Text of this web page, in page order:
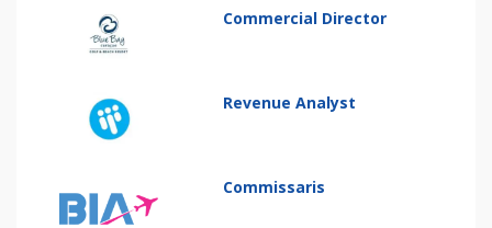
Commercial Director
Revenue Analyst
Commissaris